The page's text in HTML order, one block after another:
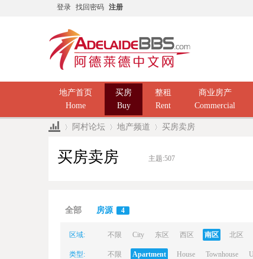
登录 找回密码 注册
地产首页
Home
买房
Buy
整租
Rent
商业房产
Commercial
阿村论坛 地产频道 买房卖房
买房卖房 主题:507
全部 房源 4
区域: 不限 City 东区 西区 南区 北区
类型: 不限 Apartment House Townhouse